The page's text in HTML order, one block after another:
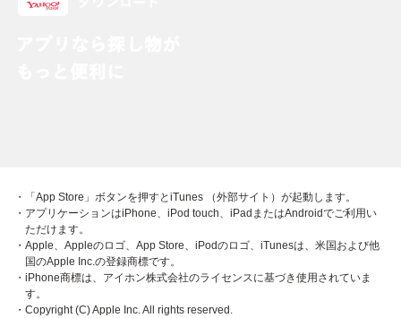
・「App Store」ボタンを押すとiTunes （外部サイト）が起動します。
・アプリケーションはiPhone、iPod touch、iPadまたはAndroidでご利用い
ただけます。
・Apple、Appleのロゴ、App Store、iPodのロゴ、iTunesは、米国および他
国のApple Inc.の登録商標です。
・iPhone商標は、アイホン株式会社のライセンスに基づき使用されていま
す。
・Copyright (C) Apple Inc. All rights reserved.